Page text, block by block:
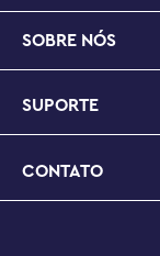
SOBRE NÓS
SUPORTE
CONTATO